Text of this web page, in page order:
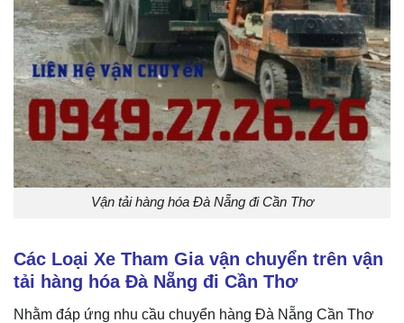
Vận tải hàng hóa Đà Nẵng đi Cần Thơ
Các Loại Xe Tham Gia vận chuyển trên vận
tải hàng hóa Đà Nẵng đi Cần Thơ
Nhằm đáp ứng nhu cầu chuyển hàng Đà Nẵng Cần Thơ